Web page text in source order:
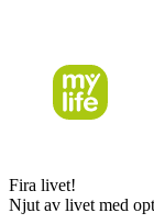
Fira livet!
Njut av livet med